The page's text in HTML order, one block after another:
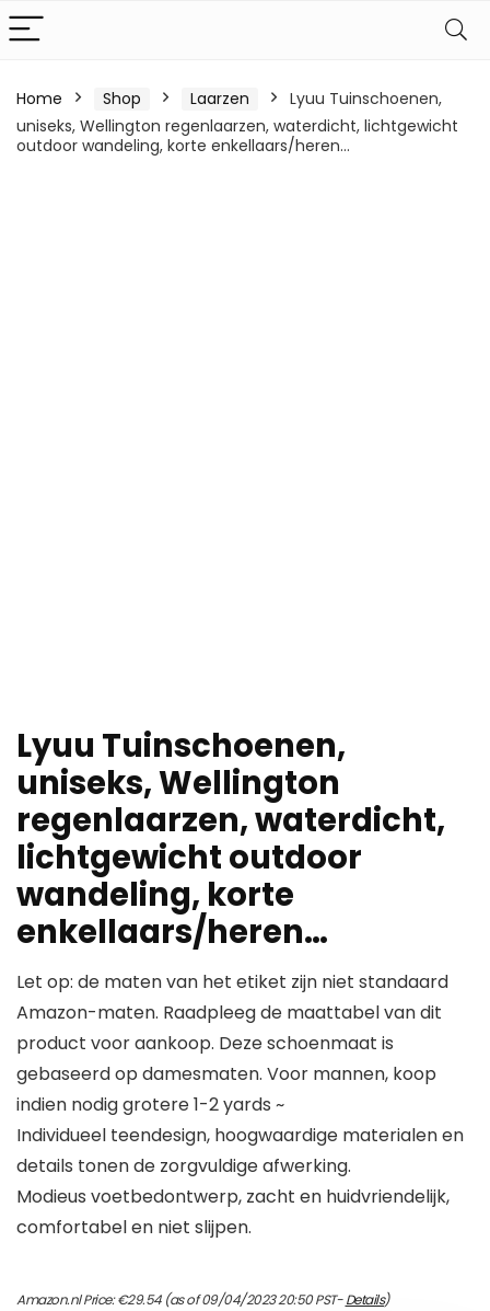
Home Shop Laarzen
Lyuu Tuinschoenen,
uniseks, Wellington regenlaarzen, waterdicht, lichtgewicht
outdoor wandeling, korte enkellaars/heren…
Lyuu Tuinschoenen,
uniseks, Wellington
regenlaarzen, waterdicht,
lichtgewicht outdoor
wandeling, korte
enkellaars/heren…
Let op: de maten van het etiket zijn niet standaard
Amazon-maten. Raadpleeg de maattabel van dit
product voor aankoop. Deze schoenmaat is
gebaseerd op damesmaten. Voor mannen, koop
indien nodig grotere 1-2 yards ~
Individueel teendesign, hoogwaardige materialen en
details tonen de zorgvuldige afwerking.
Modieus voetbedontwerp, zacht en huidvriendelijk,
comfortabel en niet slijpen.
Amazon.nl Price:€29.54(as of 09/04/2023 20:50 PST-Details)